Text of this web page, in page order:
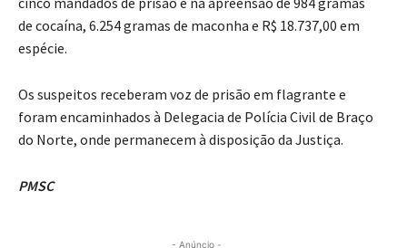
de cocaína, 6.254 gramas de maconha e R$ 18.737,00 em
espécie.
Os suspeitos receberam voz de prisão em flagrante e
foram encaminhados à Delegacia de Polícia Civil de Braço
do Norte, onde permanecem à disposição da Justiça.
PMSC
- Anúncio -